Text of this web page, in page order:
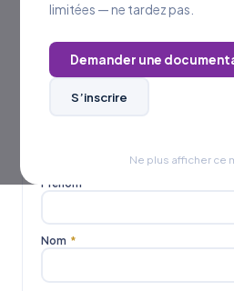
limitées — ne tardez pas.
Demander une
S’inscrire
Ne plus afficher ce
Postuler àune
VOS COORDONNÉES
Mlle
Prénom
Nom *